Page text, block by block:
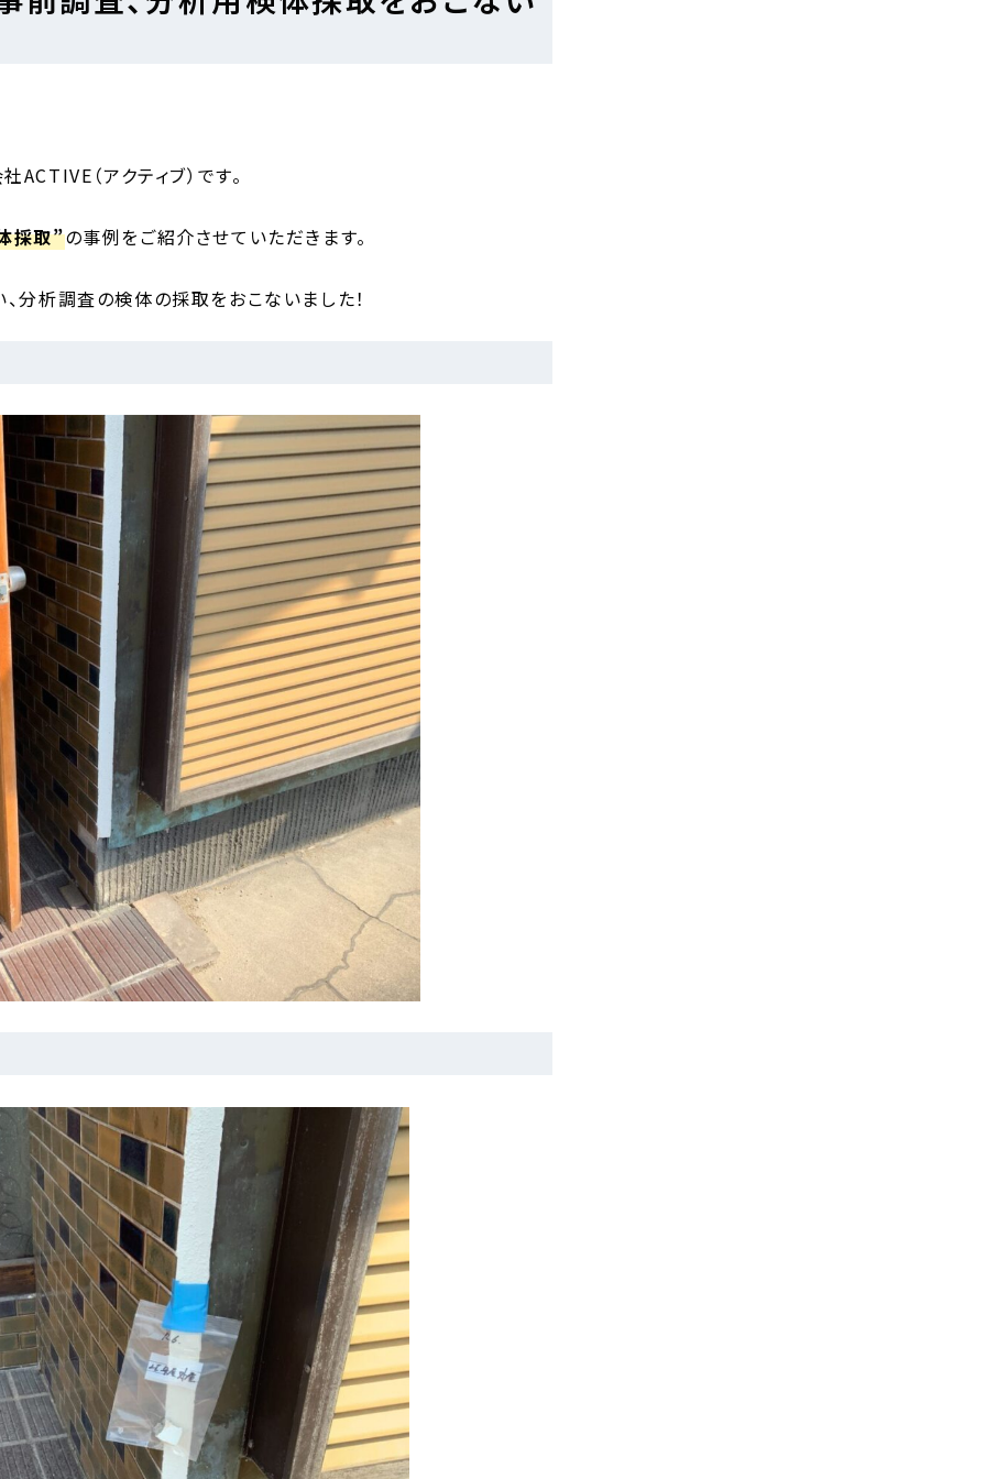
（アクティブ）です。
採取”の事例をご紹介させていただきます。
分析調査の検体の採取をおこないました！